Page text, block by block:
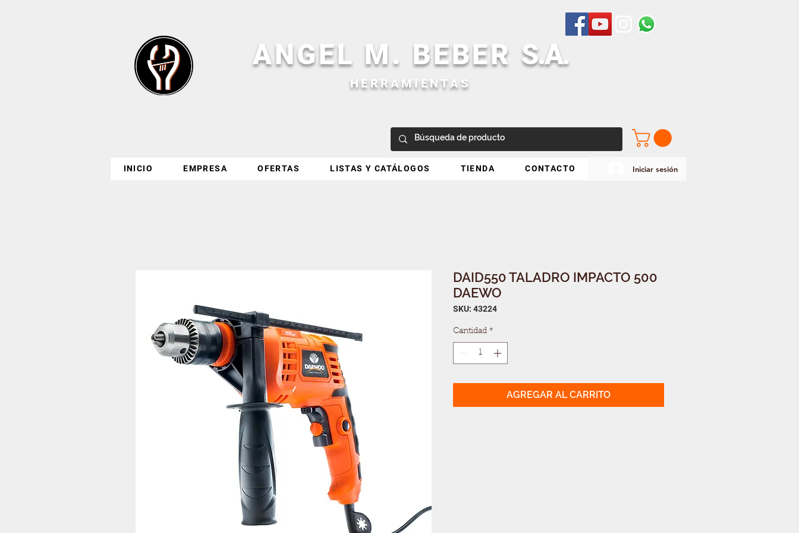
ANGEL M. BEBER S.A.
HERRAMIENTAS
INICIO EMPRESA OFERTAS LISTAS Y CATÁLOGOS TIENDA CONTACTO Iniciar sesión
DAID550 TALADRO IMPACTO 500
DAEWO
SKU: 43224
Cantidad *
AGREGAR AL CARRITO